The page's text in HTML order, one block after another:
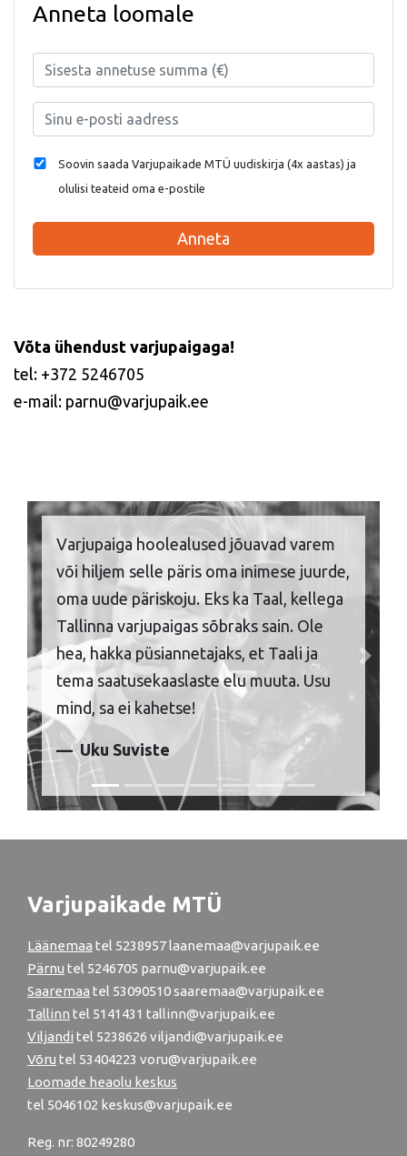
Anneta loomale
Soovin saada Varjupaikade MTÜ uudiskirja (4x aastas) ja
olulisi teateid oma e-postile
Anneta
Võta ühendust varjupaigaga!
tel: +372 5246705
e-mail: parnu@varjupaik.ee
Varjupaiga hoolealused jõuavad varem
või hiljem selle päris oma inimese juurde,
oma uude päriskoju. Eks ka Taal, kellega
Tallinna varjupaigas sõbraks sain. Ole
hea, hakka püsiannetajaks, et Taali ja
tema saatusekaaslaste elu muuta. Usu
mind, sa ei kahetse!
Uku Suviste
Previous Next
Varjupaikade MTÜ
Läänemaa tel 5238957 laanemaa@varjupaik.ee
Pärnu tel 5246705 parnu@varjupaik.ee
Saaremaa tel 53090510 saaremaa@varjupaik.ee
Tallinn tel 5141431 tallinn@varjupaik.ee
Viljandi tel 5238626 viljandi@varjupaik.ee
Võru tel 53404223 voru@varjupaik.ee
Loomade heaolu keskus
tel 5046102 keskus@varjupaik.ee
Reg. nr: 80249280